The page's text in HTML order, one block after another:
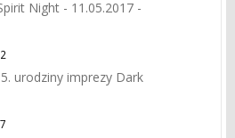
Night - 11.05.2017 -
urodziny imprezy Dark